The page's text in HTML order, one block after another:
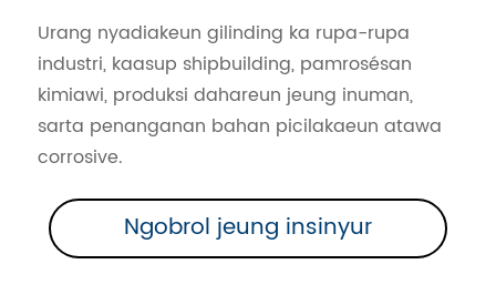
Urang nyadiakeun gilinding ka rupa-rupa
industri, kaasup shipbuilding, pamrosésan
kimiawi, produksi dahareun jeung inuman,
sarta penanganan bahan picilakaeun atawa
corrosive.
Ngobrol jeung insinyur